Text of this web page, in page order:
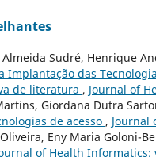
Sudré, Henrique
Implantação das
de literatura , Journal of
Giordana Dutra
de acesso , Journal
Eny Maria Goloni-
of Health Informatics: